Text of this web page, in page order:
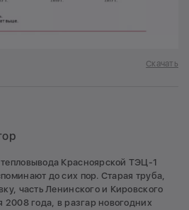
Скачать
Красноярской ТЭЦ-1
до сих пор. Старая труба,
часть Ленинского и Кировского
2008 года, в разгар новогодних